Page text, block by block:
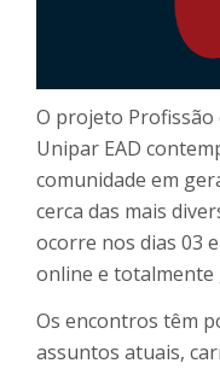
O projeto Profissão
Unipar EAD
comunidade em
cerca das mais
ocorre nos dias 03
online e totalmente
Os encontros têm
assuntos atuais,